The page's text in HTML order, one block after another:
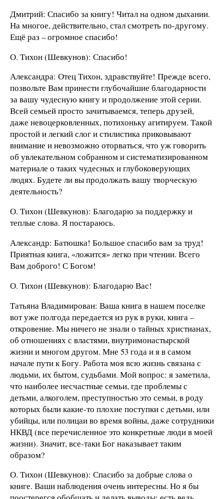
Дмитрий: Спасибо за книгу! Читал на одном дыхании.
На многое, действительно, стал смотреть по-другому.
Ещё раз – огромное спасибо!
О. Тихон (Шевкунов): Спасибо!
Александра: Отец Тихон, здравствуйте! Прежде всего,
позвольте Вам принести глубочайшие благодарности
за вашу чудесную книгу и продолжение этой серии.
Всей семьей просто зачитываемся, теперь друзей,
даже невоцерковленных, потихоньку агитируем. Такой
простой и легкий слог и стилистика приковывают
внимание и невозможно оторваться, что уж говорить
об увлекательном собранном и систематизированном
материале о таких чудесных и глубоковерующих
людях. Будете ли вы продолжать вашу творческую
деятельность?
О. Тихон (Шевкунов): Благодарю за поддержку и
теплые слова. Я постараюсь.
Александр: Батюшка! Большое спасибо вам за труд!
Приятная книга, «ложится» легко при чтении. Всего
Вам доброго! С Богом!
О. Тихон (Шевкунов): Благодарю Вас!
Татьяна Владимирован: Ваша книга в нашем поселке
вот уже полгода передается из рук в руки, книга –
откровение. Мы ничего не знали о тайных христианах,
об отношениях с властями, внутримонастырской
жизни и многом другом. Мне 53 года и я в самом
начале пути к Богу. Работа моя всю жизнь связана с
людьми, их бытом, судьбами. Мой вопрос: я заметила,
что наиболее несчастные семьи, где проблемы с
детьми, алкоголем, преступностью это семьи, в роду
которых были какие-то плохие поступки с детьми, или
убийцы, или полицаи во время войны, даже сотрудники
НКВД (все перечисленное это конкретные люди в моей
жизни). Значит, все-таки Бог наказывает таким
образом?
О. Тихон (Шевкунов): Спасибо за добрые слова о
книге. Ваши наблюдения очень интересны. Но я бы